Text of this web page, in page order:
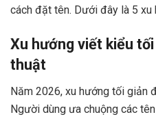
cách đặt tên. Dưới đây là 5 xu
Xu hướng viết kiểu
thuật
Năm 2026, xu hướng tối giản
Người dùng ưa chuộng các